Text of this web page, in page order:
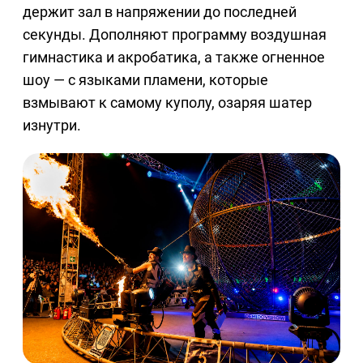
держит зал в напряжении до последней
секунды. Дополняют программу воздушная
гимнастика и акробатика, а также огненное
шоу — с языками пламени, которые
взмывают к самому куполу, озаряя шатер
изнутри.